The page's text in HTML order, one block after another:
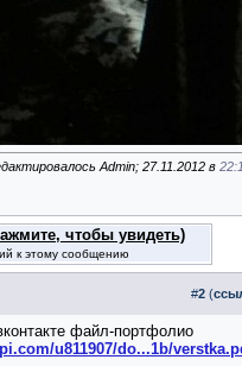
Admin; 27.11.2012 в
чтобы увидеть)
к этому сообщению
#2 (
файл-портфолио
u811907/do...1b/